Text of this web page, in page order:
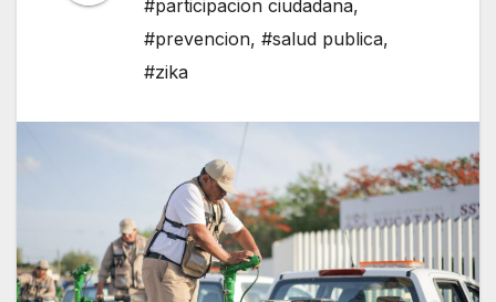
#participacion ciudadana,
#prevencion, #salud publica,
#zika